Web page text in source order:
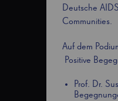
Deutsche
Communities.
Auf dem
Positive
Prof. Dr.